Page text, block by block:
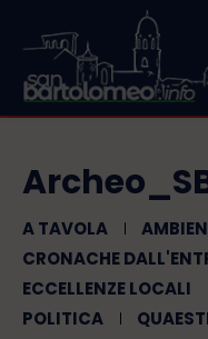
A TAVOLA
CRONACHE
ECCELLENZE LOCALI
POLITICA